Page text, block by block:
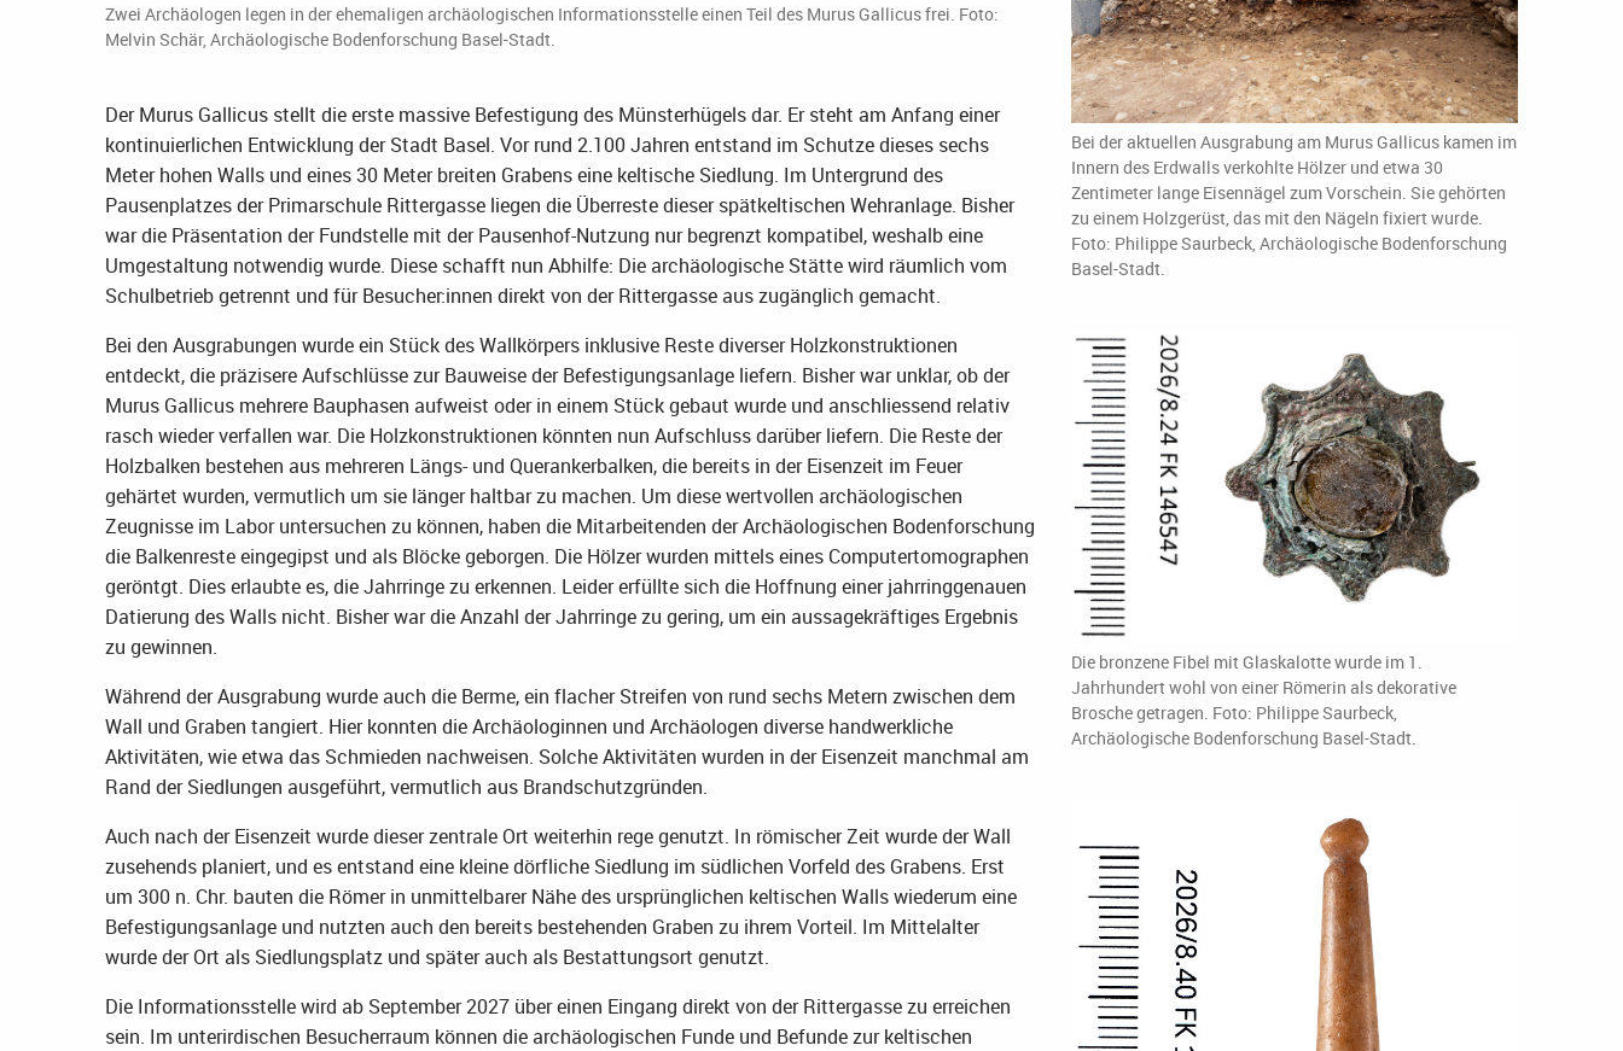
Zwei Archäologen legen in der ehemaligen archäologischen Informationsstelle einen Teil des Murus Gallicus frei. Foto:
Melvin Schär, Archäologische Bodenforschung Basel-Stadt.
Der Murus Gallicus stellt die erste massive Befestigung des Münsterhügels dar. Er steht am Anfang einer
kontinuierlichen Entwicklung der Stadt Basel. Vor rund 2.100 Jahren entstand im Schutze dieses sechs
Meter hohen Walls und eines 30 Meter breiten Grabens eine keltische Siedlung. Im Untergrund des
Pausenplatzes der Primarschule Rittergasse liegen die Überreste dieser spätkeltischen Wehranlage. Bisher
war die Präsentation der Fundstelle mit der Pausenhof-Nutzung nur begrenzt kompatibel, weshalb eine
Umgestaltung notwendig wurde. Diese schafft nun Abhilfe: Die archäologische Stätte wird räumlich vom
Schulbetrieb getrennt und für Besucher:innen direkt von der Rittergasse aus zugänglich gemacht.
Bei den Ausgrabungen wurde ein Stück des Wallkörpers inklusive Reste diverser Holzkonstruktionen
entdeckt, die präzisere Aufschlüsse zur Bauweise der Befestigungsanlage liefern. Bisher war unklar, ob der
Murus Gallicus mehrere Bauphasen aufweist oder in einem Stück gebaut wurde und anschliessend relativ
rasch wieder verfallen war. Die Holzkonstruktionen könnten nun Aufschluss darüber liefern. Die Reste der
Holzbalken bestehen aus mehreren Längs- und Querankerbalken, die bereits in der Eisenzeit im Feuer
gehärtet wurden, vermutlich um sie länger haltbar zu machen. Um diese wertvollen archäologischen
Zeugnisse im Labor untersuchen zu können, haben die Mitarbeitenden der Archäologischen Bodenforschung
die Balkenreste eingegipst und als Blöcke geborgen. Die Hölzer wurden mittels eines Computertomographen
geröntgt. Dies erlaubte es, die Jahrringe zu erkennen. Leider erfüllte sich die Hoffnung einer jahrringgenauen
Datierung des Walls nicht. Bisher war die Anzahl der Jahrringe zu gering, um ein aussagekräftiges Ergebnis
zu gewinnen.
Während der Ausgrabung wurde auch die Berme, ein flacher Streifen von rund sechs Metern zwischen dem
Wall und Graben tangiert. Hier konnten die Archäologinnen und Archäologen diverse handwerkliche
Aktivitäten, wie etwa das Schmieden nachweisen. Solche Aktivitäten wurden in der Eisenzeit manchmal am
Rand der Siedlungen ausgeführt, vermutlich aus Brandschutzgründen.
Auch nach der Eisenzeit wurde dieser zentrale Ort weiterhin rege genutzt. In römischer Zeit wurde der Wall
zusehends planiert, und es entstand eine kleine dörfliche Siedlung im südlichen Vorfeld des Grabens. Erst
um 300 n. Chr. bauten die Römer in unmittelbarer Nähe des ursprünglichen keltischen Walls wiederum eine
Befestigungsanlage und nutzten auch den bereits bestehenden Graben zu ihrem Vorteil. Im Mittelalter
wurde der Ort als Siedlungsplatz und später auch als Bestattungsort genutzt.
Die Informationsstelle wird ab September 2027 über einen Eingang direkt von der Rittergasse zu erreichen
sein. Im unterirdischen Besucherraum können die archäologischen Funde und Befunde zur keltischen
Bei der aktuellen Ausgrabung am Murus Gallicus kamen im
Innern des Erdwalls verkohlte Hölzer und etwa 30
Zentimeter lange Eisennägel zum Vorschein. Sie gehörten
zu einem Holzgerüst, das mit den Nägeln fixiert wurde.
Foto: Philippe Saurbeck, Archäologische Bodenforschung
Basel-Stadt.
Die bronzene Fibel mit Glaskalotte wurde im 1.
Jahrhundert wohl von einer Römerin als dekorative
Brosche getragen. Foto: Philippe Saurbeck,
Archäologische Bodenforschung Basel-Stadt.